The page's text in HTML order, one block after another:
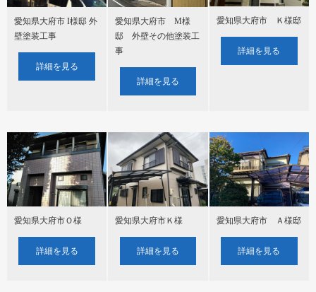
愛知県大府市 I様邸 外
壁塗装工事
詳細を見る
愛知県大府市 M様
邸 外壁その他塗装工
事
詳細を見る
愛知県大府市 Ｋ様邸
詳細を見る
愛知県大府市Ｏ様
詳細を見る
愛知県大府市Ｋ様
詳細を見る
愛知県大府市 Ａ様邸
詳細を見る